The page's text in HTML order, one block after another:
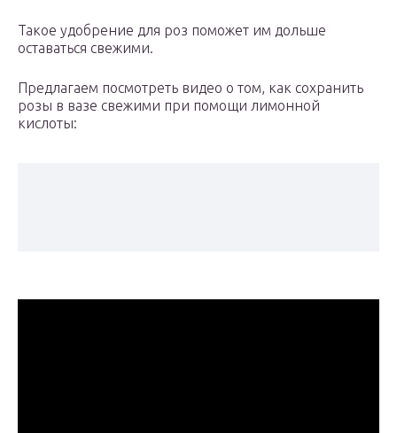
Такое удобрение для роз поможет им дольше
оставаться свежими.
Предлагаем посмотреть видео о том, как сохранить
розы в вазе свежими при помощи лимонной
кислоты: